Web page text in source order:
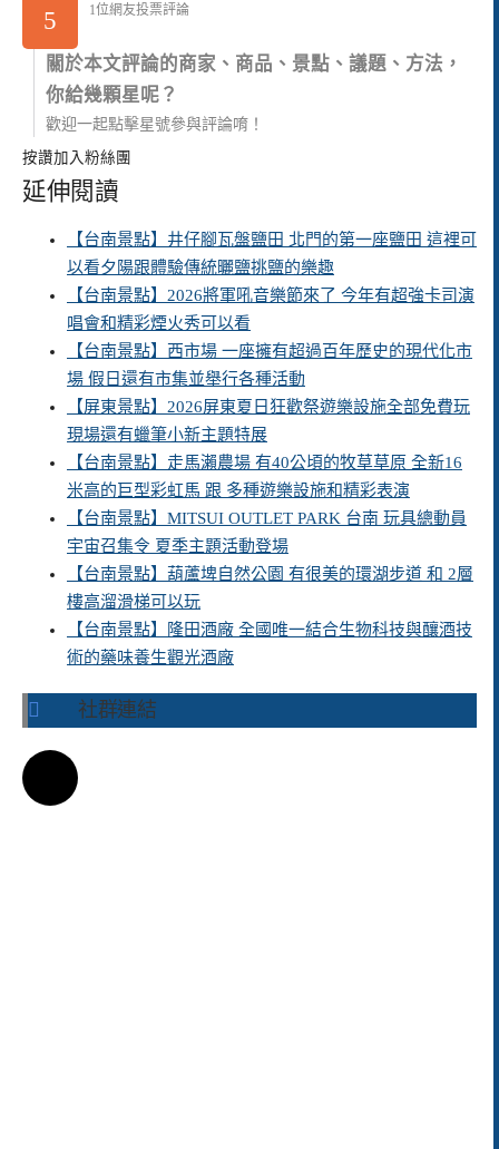
5 1位網友投票評論
關於本文評論的商家、商品、景點、議題、方法，
你給幾顆星呢？
歡迎一起點擊星號參與評論唷！
按讚加入粉絲團
延伸閱讀
【台南景點】井仔腳瓦盤鹽田 北門的第一座鹽田 這裡可
以看夕陽跟體驗傳統曬鹽挑鹽的樂趣
【台南景點】2026將軍吼音樂節來了 今年有超強卡司演
唱會和精彩煙火秀可以看
【台南景點】西市場 一座擁有超過百年歷史的現代化市
場 假日還有市集並舉行各種活動
【屏東景點】2026屏東夏日狂歡祭遊樂設施全部免費玩
現場還有蠟筆小新主題特展
【台南景點】走馬瀨農場 有40公頃的牧草草原 全新16
米高的巨型彩虹馬 跟 多種遊樂設施和精彩表演
【台南景點】MITSUI OUTLET PARK 台南 玩具總動員
宇宙召集令 夏季主題活動登場
【台南景點】葫蘆埤自然公園 有很美的環湖步道 和 2層
樓高溜滑梯可以玩
【台南景點】隆田酒廠 全國唯一結合生物科技與釀酒技
術的藥味養生觀光酒廠
社群連結